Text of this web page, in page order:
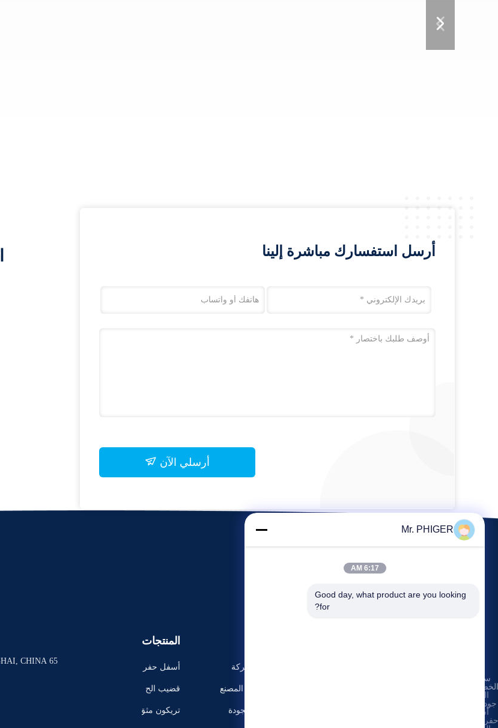
أرسل استفسارك مباشرة إلينا
أرسلي الآن
65 EAST XINHUAN ROAD, SHANGHAI, CHINA
المنتجات
أسفل حفر
ة الحفر
قضيب الح
تريكون مثق
ملف الشركة
جولة في المصنع
مراقبة الجودة
سياسة
الخصوصية
الصين
جودة جيدة
أسفل
حفرة الحفر
Mr. PHIGER
6:17 AM
Good day, what product are you looking
for?